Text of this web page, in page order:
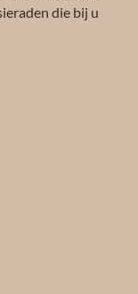
die bij u